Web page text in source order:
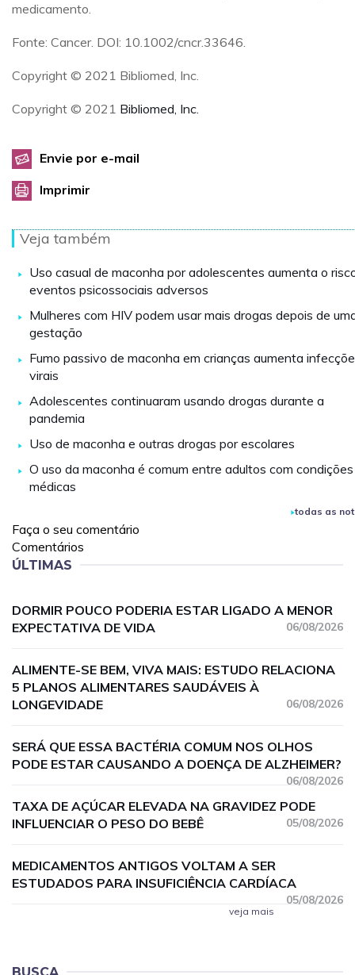
medicamento.
Fonte: Cancer. DOI: 10.1002/cncr.33646.
Copyright © 2021 Bibliomed, Inc.
Copyright © 2021 Bibliomed, Inc.
Envie por e-mail
Imprimir
Veja também
Uso casual de maconha por adolescentes aumenta o
eventos psicossociais adversos
Mulheres com HIV podem usar mais drogas depois de
gestação
Fumo passivo de maconha em crianças aumenta
virais
Adolescentes continuaram usando drogas durante a
pandemia
Uso de maconha e outras drogas por escolares
O uso da maconha é comum entre adultos com condições
médicas
todas as
Faça o seu comentário
Comentários
ÚLTIMAS
DORMIR POUCO PODERIA ESTAR LIGADO A MENOR
EXPECTATIVA DE VIDA
06/08/2026
ALIMENTE-SE BEM, VIVA MAIS: ESTUDO RELACIONA
5 PLANOS ALIMENTARES SAUDÁVEIS À
LONGEVIDADE
06/08/2026
SERÁ QUE ESSA BACTÉRIA COMUM NOS OLHOS
PODE ESTAR CAUSANDO A DOENÇA DE ALZHEIMER?
06/08/2026
TAXA DE AÇÚCAR ELEVADA NA GRAVIDEZ PODE
INFLUENCIAR O PESO DO BEBÊ
05/08/2026
MEDICAMENTOS ANTIGOS VOLTAM A SER
ESTUDADOS PARA INSUFICIÊNCIA CARDÍACA
05/08/2026
veja mais